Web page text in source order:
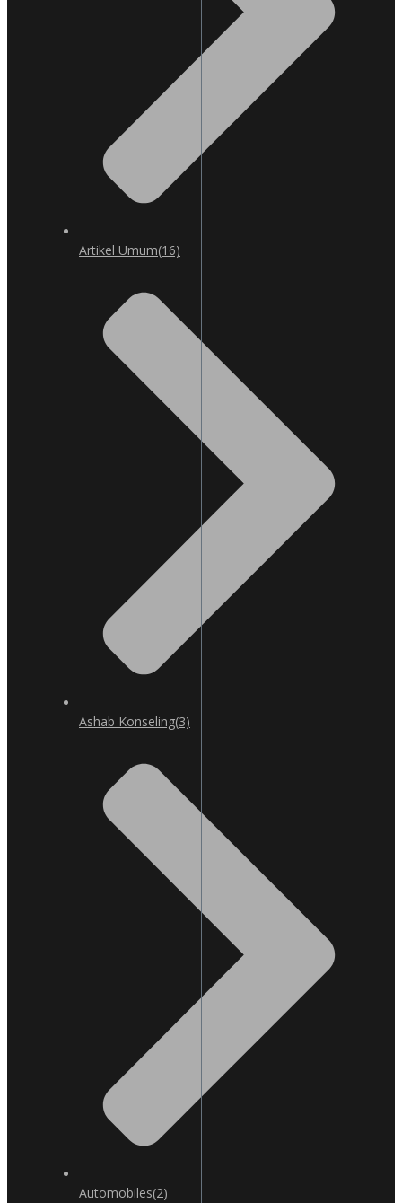
Artikel Umum(16)
Ashab Konseling(3)
Automobiles(2)